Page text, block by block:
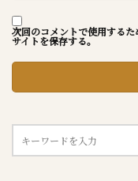
次回のコメントで使用するた
サイトを保存する。